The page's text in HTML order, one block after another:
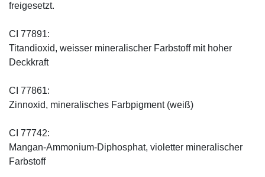
freigesetzt.
CI 77891:
Titandioxid, weisser mineralischer Farbstoff mit hoher
Deckkraft
CI 77861:
Zinnoxid, mineralisches Farbpigment (weiß)
CI 77742:
Mangan-Ammonium-Diphosphat, violetter mineralischer
Farbstoff